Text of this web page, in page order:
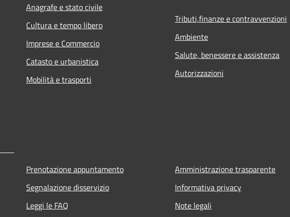
Anagrafe e stato civile
Cultura e tempo libero
Imprese e Commercio
Catasto e urbanistica
Mobilità e trasporti
Tributi,finanze e contravvenzioni
Ambiente
Salute, benessere e assistenza
Autorizzazioni
Prenotazione appuntamento
Segnalazione disservizio
Leggi le FAQ
Amministrazione trasparente
Informativa privacy
Note legali